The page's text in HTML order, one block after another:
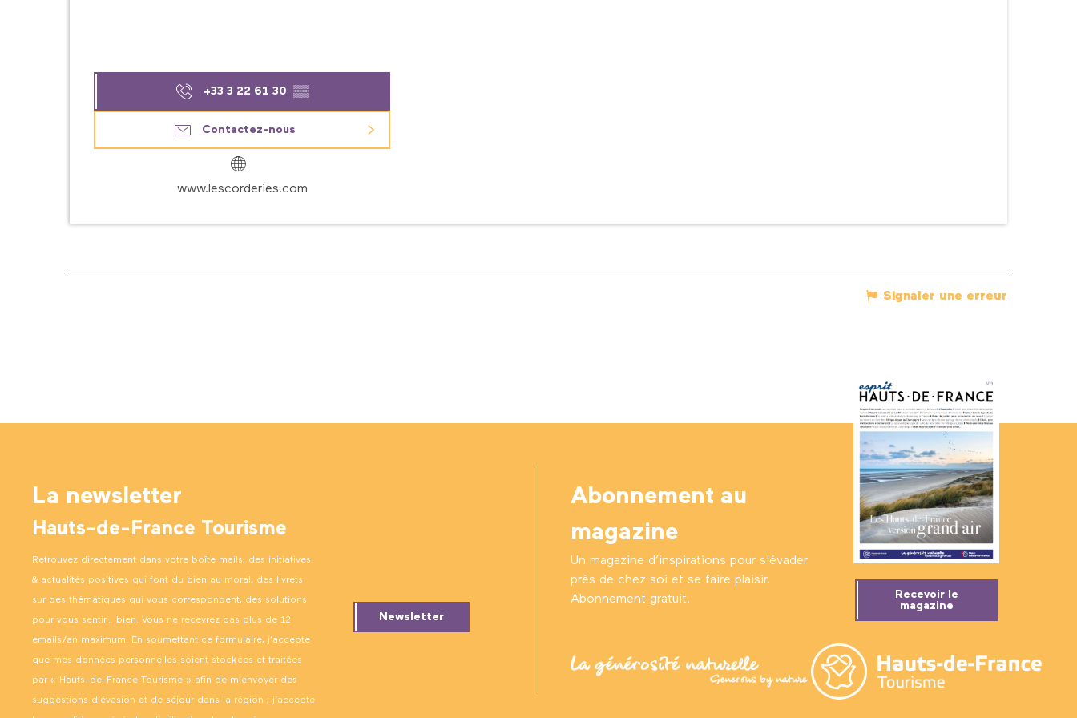
+33 3 22 61 30 ▒▒
Contactez-nous
www.lescorderies.com
Signaler une erreur
La newsletter
Hauts-de-France Tourisme
Retrouvez directement dans votre boîte mails, des initiatives
& actualités positives qui font du bien au moral, des livrets
sur des thématiques qui vous correspondent, des solutions
pour vous sentir… bien. Vous ne recevrez pas plus de 12
emails/an maximum. En soumettant ce formulaire, j’accepte
que mes données personnelles soient stockées et traitées
par « Hauts-de-France Tourisme » afin de m’envoyer des
suggestions d’évasion et de séjour dans la région ; j’accepte
Newsletter
Abonnement au
magazine
Un magazine d’inspirations pour s'évader
près de chez soi et se faire plaisir.
Abonnement gratuit.
Recevoir le
magazine